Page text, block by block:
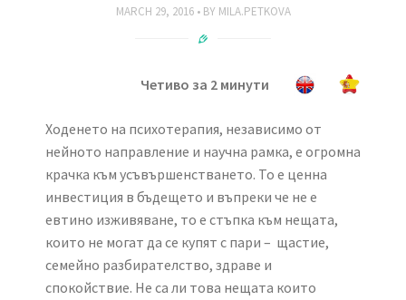
MARCH 29, 2016 BY MILA.PETKOVA
Четиво за 2 минути
Ходенето на психотерапия, независимо от
нейното направление и научна рамка, е огромна
крачка към усъвършенстването. То е ценна
инвестиция в бъдещето и въпреки че не е
евтино изживяване, то е стъпка към нещата,
които не могат да се купят с пари – щастие,
семейно разбирателство, здраве и
спокойствие. Не са ли това нещата които